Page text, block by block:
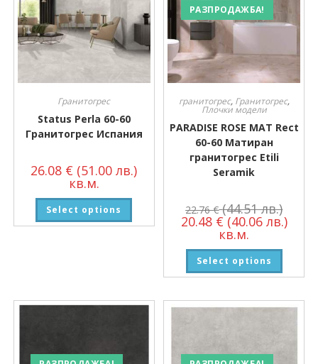
Гранитогрес
Status Perla 60-60
Гранитогрес Испания
26.08 € (51.00 лв.)
кв.м.
Select options
РАЗПРОДАЖБА!
гранитогрес, Гранитогрес,
Плочки модели
PARADISE ROSE MAT Rect
60-60 Матиран
гранитогрес Etili
Seramik
22.76€ (44.51 лв.)
20.48 € (40.06 лв.)
кв.м.
Select options